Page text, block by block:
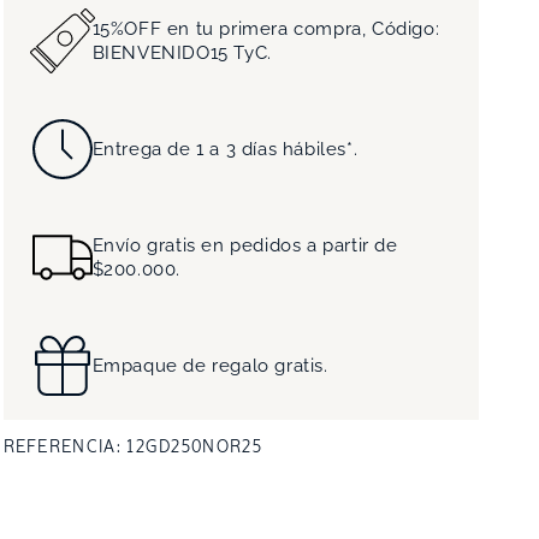
15%OFF en tu primera compra, Código:
BIENVENIDO15 TyC.
Entrega de 1 a 3 días hábiles*.
Envío gratis en pedidos a partir de
$200.000.
Empaque de regalo gratis.
REFERENCIA: SKU:
12GD250NOR25